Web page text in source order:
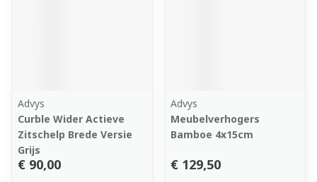
Advys
Curble Wider Actieve
Zitschelp Brede Versie
Grijs
€ 90,00
Advys
Meubelverhogers
Bamboe 4x15cm
€ 129,50